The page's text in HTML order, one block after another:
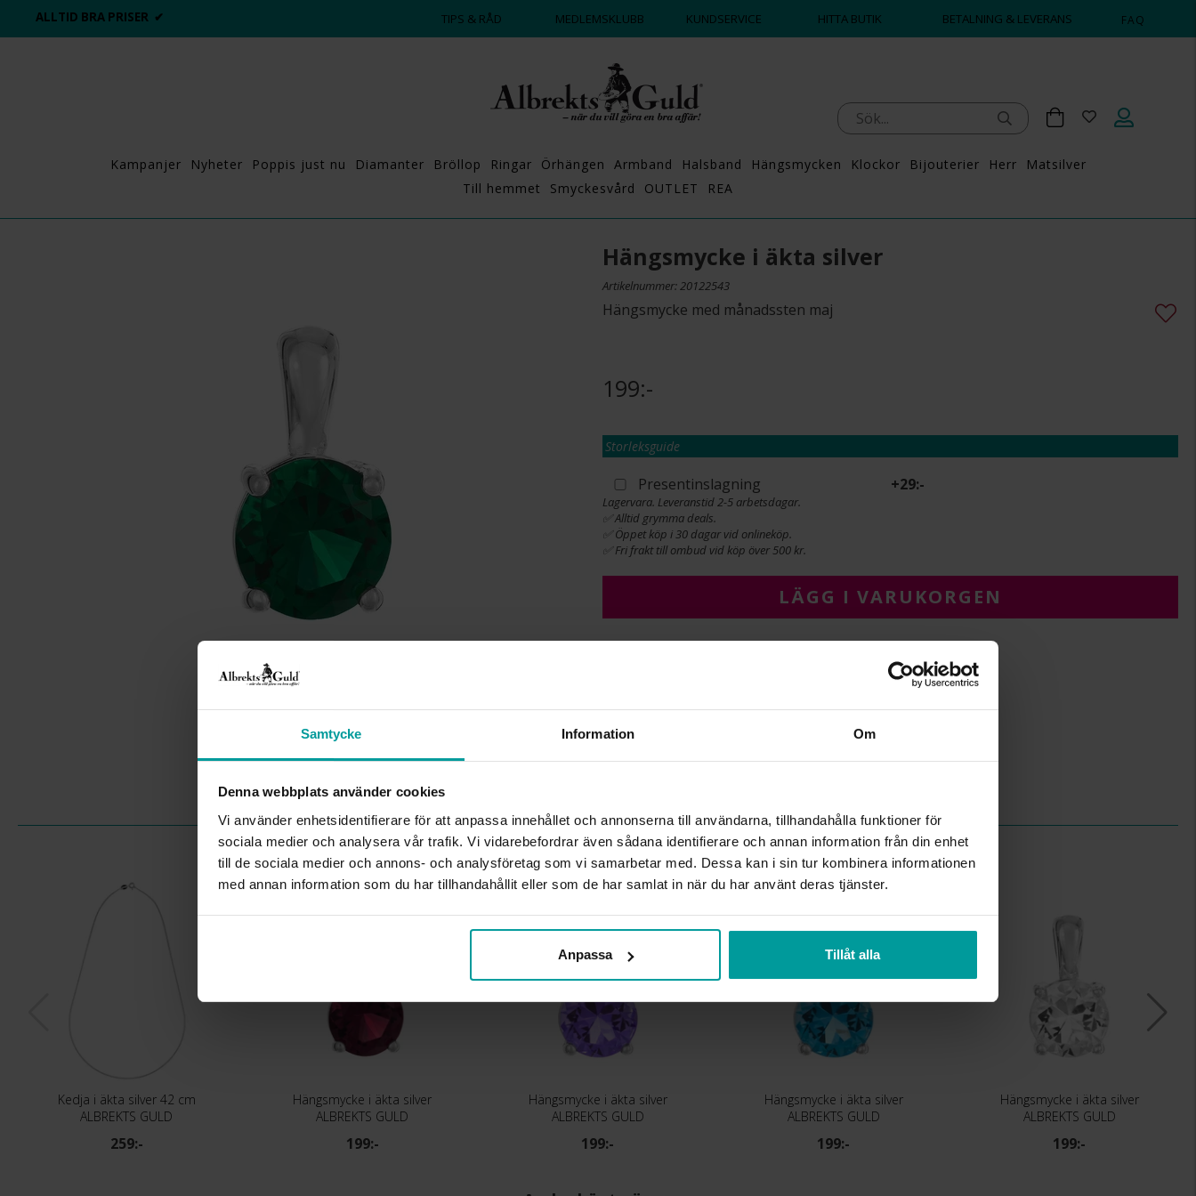
Samtycke Information Om
Denna webbplats använder cookies
Vi använder enhetsidentifierare för att anpassa innehållet och annonserna till användarna, tillhandahålla funktioner för
sociala medier och analysera vår trafik. Vi vidarebefordrar även sådana identifierare och annan information från din enhet
till de sociala medier och annons- och analysföretag som vi samarbetar med. Dessa kan i sin tur kombinera informationen
med annan information som du har tillhandahållit eller som de har samlat in när du har använt deras tjänster.
Anpassa Tillåt alla
ALLTID BRA PRISER ✔ DAGS ATT POPPA?
TIPS & RÅD MEDLEMSKLUBB KUNDSERVICE HITTA BUTIK BETALNING & LEVERANS FAQ
Kampanjer Nyheter Poppis just nu Diamanter Bröllop Ringar Örhängen Armband Halsband Hängsmycken Klockor Bijouterier Herr
Matsilver
Till hemmet
Smyckesvård OUTLET REA
Hängsmycke i äkta silver
Artikelnummer: 20122543
Hängsmycke med månadssten maj
199:-
Storleksguide
Presentinslagning +29:-
Lagervara. Leveranstid 2-5 arbetsdagar.
✅ Alltid grymma deals.
✅ Öppet köp i 30 dagar vid onlineköp.
✅ Fri frakt till ombud vid köp över 500 kr.
LÄGG I VARUKORGEN
HÖJD CA (MM)
VARUMÄRKE
Albrekts Guld
Liknande produkter
Kedja i äkta silver 42 cm
ALBREKTS GULD
259:-
Hängsmycke i äkta silver
ALBREKTS GULD
199:-
Hängsmycke i äkta silver
ALBREKTS GULD
199:-
Hängsmycke i äkta silver
ALBREKTS GULD
199:-
Hängsmycke i äkta silver
ALBREKTS GULD
199:-